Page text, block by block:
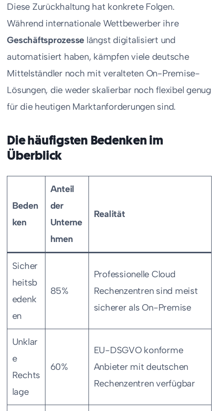
Diese Zurückhaltung hat konkrete Folgen.
Während internationale Wettbewerber ihre
Geschäftsprozesse längst digitalisiert und
automatisiert haben, kämpfen viele deutsche
Mittelständler noch mit veralteten On-Premise-
Lösungen, die weder skalierbar noch flexibel genug
für die heutigen Marktanforderungen sind.
Die häufigsten Bedenken im
Überblick
Beden
ken
Anteil
der
Unterne
hmen
Realität
Sicher
heitsb
edenk
en
85%
Professionelle Cloud
Rechenzentren sind meist
sicherer als On-Premise
Unklar
e
Rechts
lage
60%
EU-DSGVO konforme
Anbieter mit deutschen
Rechenzentren verfügbar